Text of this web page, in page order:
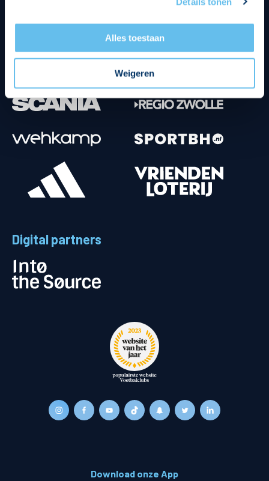
Alles toestaan
Weigeren
Digital partners
Download onze App